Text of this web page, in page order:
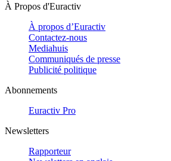
À Propos d'Euractiv
À propos d’Euractiv
Contactez-nous
Mediahuis
Communiqués de presse
Publicité politique
Abonnements
Euractiv Pro
Newsletters
Rapporteur